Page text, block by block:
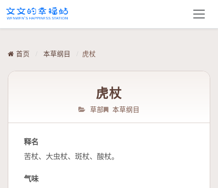
首页 / 本草纲目 / 虎杖
虎杖
草部 本草纲目
释名
苦杖、大虫杖、斑杖、酸杖。
气味